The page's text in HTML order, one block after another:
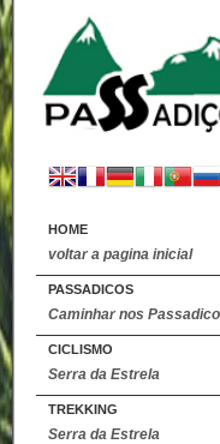
HOME
voltar a pagina inicial
PASSADICOS
Caminhar nos
CICLISMO
Serra da Estrela
TREKKING
Serra da Estrela